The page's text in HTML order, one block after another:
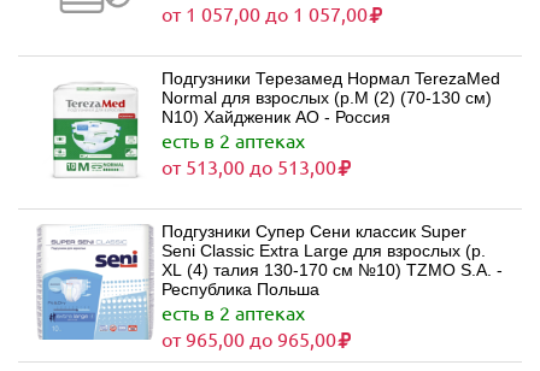
от 1 057,00 до 1 057,00
Подгузники Терезамед Нормал TerezaMed
Normal для взрослых (р.M (2) (70-130 см)
N10) Хайдженик АО - Россия
есть в 2 аптеках
от 513,00 до 513,00
Подгузники Супер Сени классик Super
Seni Classic Extra Large для взрослых (р.
XL (4) талия 130-170 см №10) TZMO S.A. -
Республика Польша
есть в 2 аптеках
от 965,00 до 965,00